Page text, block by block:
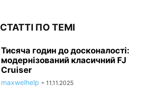
СТАТТІ ПО ТЕМІ
Тисяча годин до досконалості:
модернізований класичний FJ
Cruiser
maxwelhelp - 11.11.2025